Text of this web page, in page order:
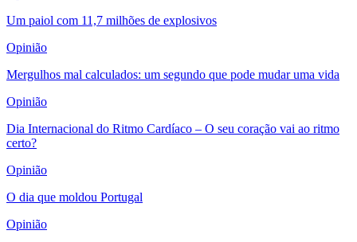
Um paiol com 11,7 milhões de explosivos
Opinião
Mergulhos mal calculados: um segundo que pode mudar uma vida
Opinião
Dia Internacional do Ritmo Cardíaco – O seu coração vai ao ritmo
certo?
Opinião
O dia que moldou Portugal
Opinião